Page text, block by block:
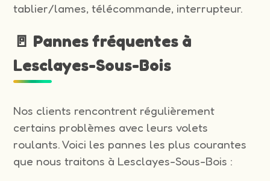
tablier/lames, télécommande, interrupteur.
🚪 Pannes fréquentes à
Lesclayes-Sous-Bois
Nos clients rencontrent régulièrement
certains problèmes avec leurs volets
roulants. Voici les pannes les plus courantes
que nous traitons à Lesclayes-Sous-Bois :